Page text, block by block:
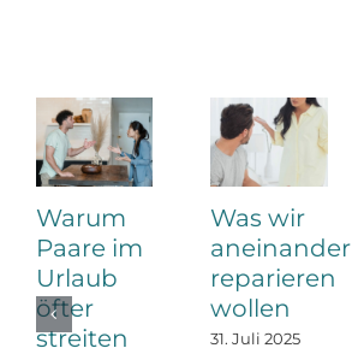
Warum
Paare im
Urlaub
öfter
streiten
Was wir
aneinander
reparieren
wollen
31. Juli 2025